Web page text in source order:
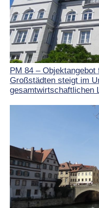
PM 84 –
Großstädten steigt im
gesamtwirtschaftlichen